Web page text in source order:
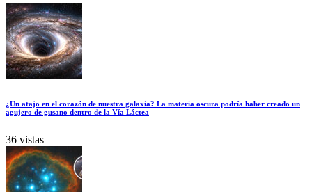
¿Un atajo en el corazón de nuestra galaxia? La materia oscura podría haber creado un
agujero de gusano dentro de la Vía Láctea
36 vistas